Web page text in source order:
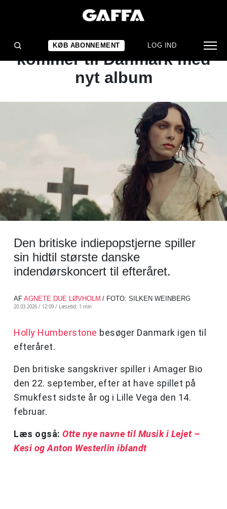
KØB ABONNEMENT LOG IND
NYHED
Holly Humberstone
kommer til Danmark med
nyt album
Den britiske indiepopstjerne spiller
sin hidtil største danske
indendørskoncert til efteråret.
AF AGNETE DUE LØVHOLM / FOTO: SILKEN WEINBERG
20.03.2026 / 12:09 / Læsetid: 1 min
Holly Humberstone besøger Danmark igen til
efteråret.
Den britiske sangskriver spiller i Amager Bio
den 22. september, efter at have spillet på
Smukfest sidste år og i Lille Vega den 14.
februar.
Læs også: Otte nye navne til Musik i Lejet –
Kesi og Anton Westerlin iblandt